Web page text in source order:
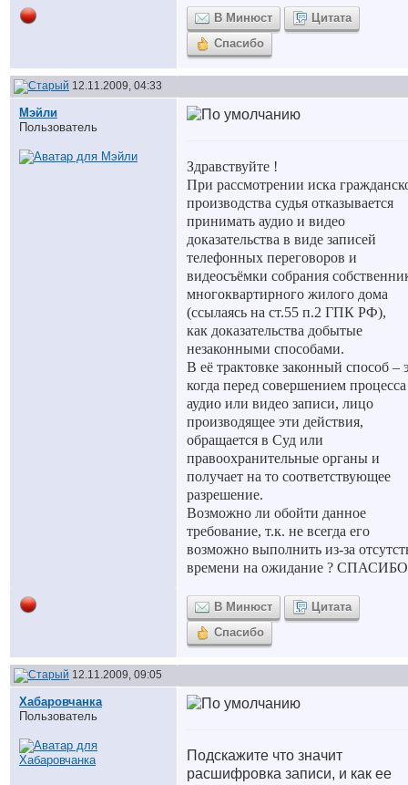
В Минюст
Цитата
Спасибо
12.11.2009, 04:33
Мэйли
Пользователь
Здравствуйте !
При рассмотрении иска
производства судья отказывается
принимать аудио и видео
доказательства в виде записей
телефонных переговоров и
видеосъёмки собрания
многоквартирного жилого дома
(ссылаясь на ст.55 п.2 ГПК РФ),
как доказательства добытые
незаконными способами.
В её трактовке законный способ –
когда перед совершением процесса
аудио или видео записи, лицо
производящее эти действия,
обращается в Суд или
правоохранительные органы и
получает на то соответствующее
разрешение.
Возможно ли обойти данное
требование, т.к. не всегда его
возможно выполнить из-за
времени на ожидание ? СПАСИБО
В Минюст
Цитата
Спасибо
12.11.2009, 09:05
Хабаровчанка
Пользователь
Подскажите что значит
расшифровка записи, и как ее